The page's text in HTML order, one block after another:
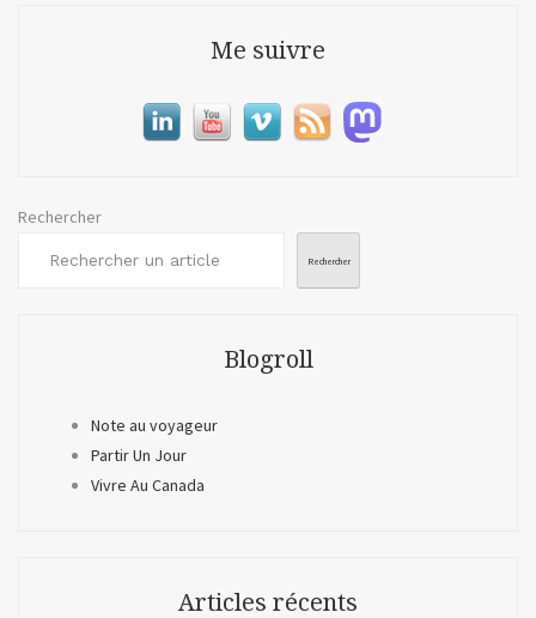
Me suivre
Rechercher
Rechercher
Blogroll
Note au voyageur
Partir Un Jour
Vivre Au Canada
Articles récents